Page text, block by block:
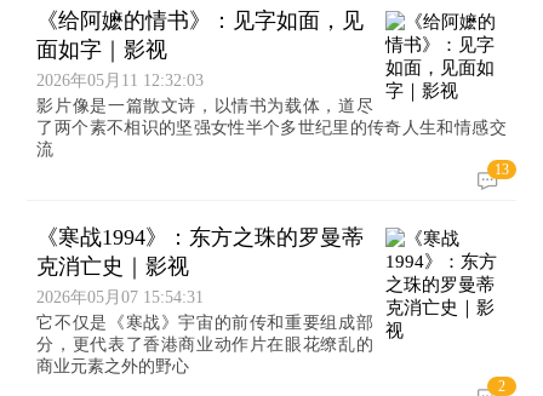
《给阿嬷的情书》：见字如面，见
面如字｜影视
2026年05月11 12:32:03
影片像是一篇散文诗，以情书为载体，道尽
了两个素不相识的坚强女性半个多世纪里的传奇人生和情感交
流
13
《寒战1994》：东方之珠的罗曼蒂
克消亡史｜影视
2026年05月07 15:54:31
它不仅是《寒战》宇宙的前传和重要组成部
分，更代表了香港商业动作片在眼花缭乱的
商业元素之外的野心
2